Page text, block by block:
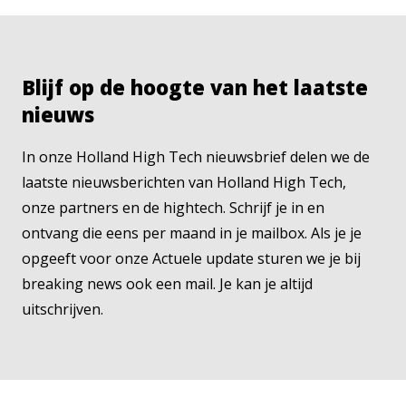
Blijf op de hoogte van het laatste
nieuws
In onze Holland High Tech nieuwsbrief delen we de
laatste nieuwsberichten van Holland High Tech,
onze partners en de hightech. Schrijf je in en
ontvang die eens per maand in je mailbox. Als je je
opgeeft voor onze Actuele update sturen we je bij
breaking news ook een mail. Je kan je altijd
uitschrijven.